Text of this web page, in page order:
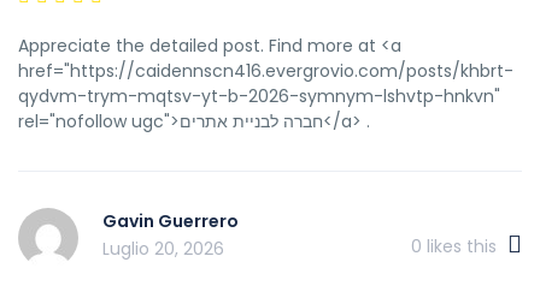
Appreciate the detailed post. Find more at <a
href="https://caidennscn416.evergrovio.com/posts/khbrt-
qydvm-trym-mqtsv-yt-b-2026-symnym-lshvtp-hnkvn"
rel="nofollow ugc">חברה לבניית אתרים</a> .
Gavin Guerrero
Luglio 20, 2026
0 likes this